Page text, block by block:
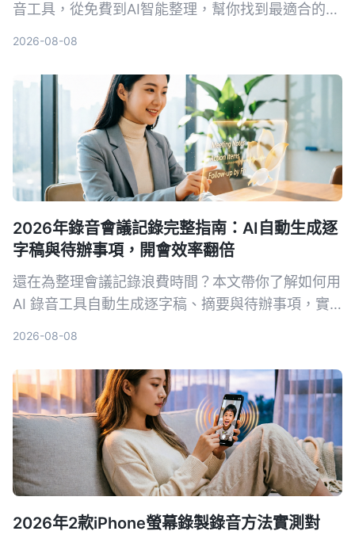
音工具，從免費到AI智能整理，幫你找到最適合的方
2026-08-08
2026年錄音會議記錄完整指南：AI自動生成逐
字稿與待辦事項，開會效率翻倍
還在為整理會議記錄浪費時間？本文帶你了解如何用
AI 錄音工具自動生成逐字稿、摘要與待辦事項，實
2026-08-08
2026年2款iPhone螢幕錄製錄音方法實測對